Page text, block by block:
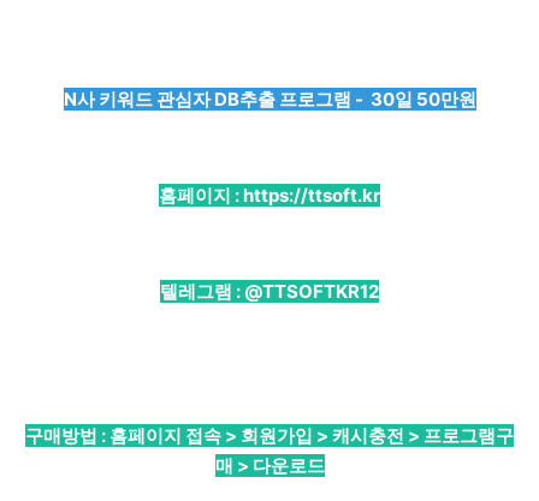
N사 키워드 관심자 DB추출 프로그램 - 30일 50만원
홈페이지 :https://ttsoft.kr
텔레그램 : @TTSOFTKR12
구매방법 : 홈페이지 접속 > 회원가입 > 캐시충전 > 프로그램구
매 > 다운로드